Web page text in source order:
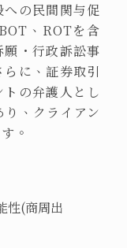
の民間関与促
、ROTを含
・行政訴訟事
に、証券取引
の弁護人とし
、クライアン
。
性(商周出